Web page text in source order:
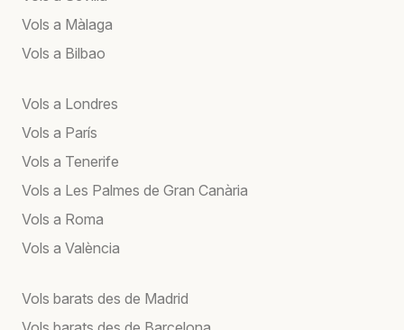
Vols a Màlaga
Vols a Bilbao
Vols a Londres
Vols a París
Vols a Tenerife
Vols a Les Palmes de Gran Canària
Vols a Roma
Vols a València
Vols barats des de Madrid